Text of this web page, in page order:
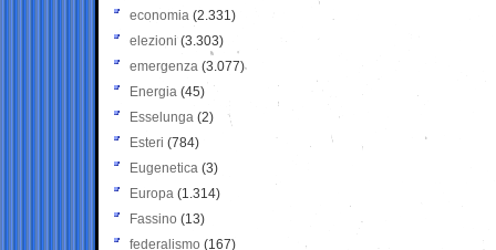
economia (2.331)
elezioni (3.303)
emergenza (3.077)
Energia (45)
Esselunga (2)
Esteri (784)
Eugenetica (3)
Europa (1.314)
Fassino (13)
federalismo (167)